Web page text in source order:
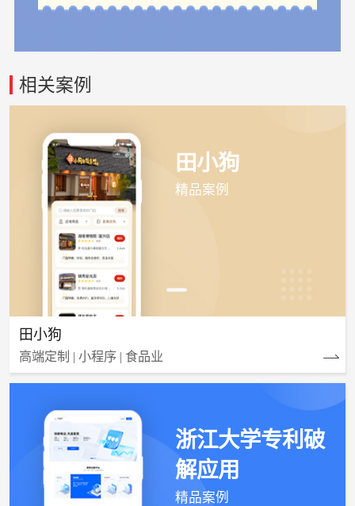
相关案例
田小狗
精品案例
田小狗
高端定制 | 小程序 | 食品业
浙江大学专利破
解应用
精品案例